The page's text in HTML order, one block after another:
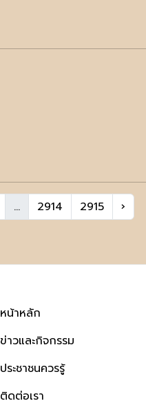
... 2914 2915 ›
หน้าหลัก
ข่าวและกิจกรรม
ประชาชนควรรู้
ติดต่อเรา